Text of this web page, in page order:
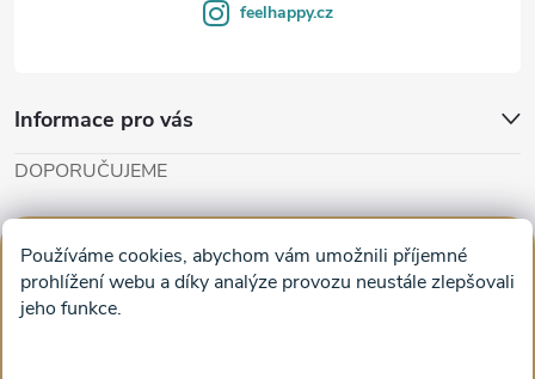
Používáme cookies, abychom vám umožnili příjemné
prohlížení webu a díky analýze provozu neustále zlepšovali
jeho funkce.
feelhappy.cz
Informace pro vás
DOPORUČUJEME
Obrazy na plátně na zeď a stěnu do obýváku
Facebook